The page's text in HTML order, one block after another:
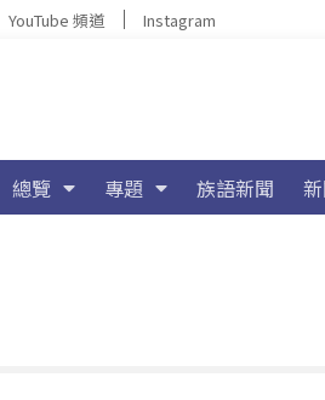
YouTube 頻道 Instagram
總覽 專題 族語新聞